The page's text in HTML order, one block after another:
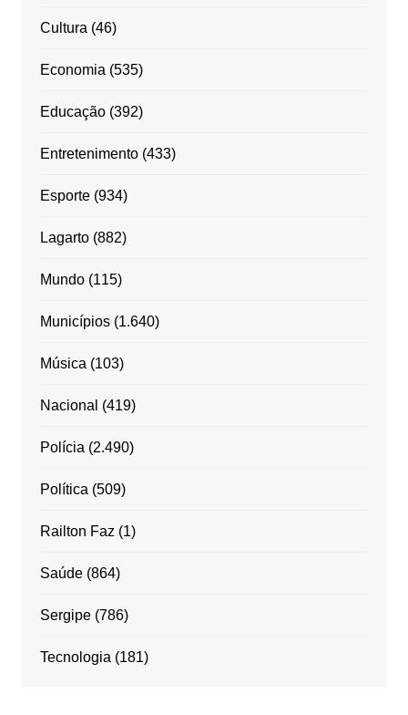
Cultura (46)
Economia (535)
Educação(392)
Entretenimento(433)
Esporte(934)
Lagarto(882)
Mundo(115)
Municípios(1.640)
Música (103)
Nacional (419)
Polícia (2.490)
Política (509)
Railton Faz (1)
Saúde(864)
Sergipe(786)
Tecnologia (181)